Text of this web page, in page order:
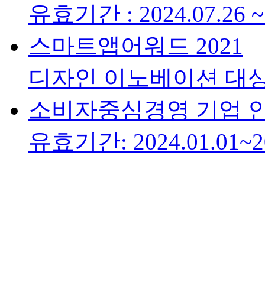
유효기간 : 2024.07.26
스마트앱어워드 2021
디자인 이노베이션 대
소비자중심경영 기업
유효기간: